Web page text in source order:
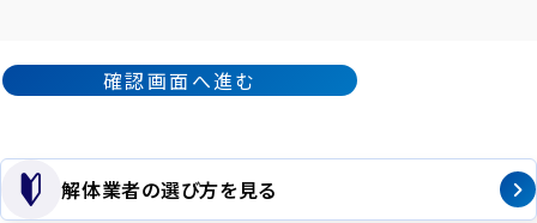
解体業者の選び方を見る